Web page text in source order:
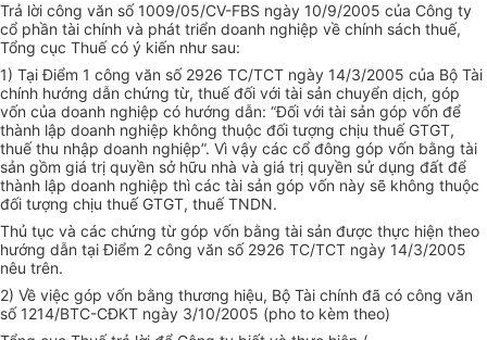
Trả lời công văn số 1009/05/CV-FBS ngày 10/9/2005 của Công ty
cổ phần tài chính và phát triển doanh nghiệp về chính sách thuế,
Tổng cục Thuế có ý kiến như sau:
1) Tại Điểm 1 công văn số 2926 TC/TCT ngày 14/3/2005 của Bộ Tài
chính hướng dẫn chứng từ, thuế đối với tài sản chuyển dịch, góp
vốn của doanh nghiệp có hướng dẫn: “Đối với tài sản góp vốn để
thành lập doanh nghiệp không thuộc đối tượng chịu thuế GTGT,
thuế thu nhập doanh nghiệp”. Vì vậy các cổ đông góp vốn bằng tài
sản gồm giá trị quyền sở hữu nhà và giá trị quyền sử dụng đất để
thành lập doanh nghiệp thì các tài sản góp vốn này sẽ không thuộc
đối tượng chịu thuế GTGT, thuế TNDN.
Thủ tục và các chứng từ góp vốn bằng tài sản được thực hiện theo
hướng dẫn tại Điểm 2 công văn số 2926 TC/TCT ngày 14/3/2005
nêu trên.
2) Về việc góp vốn bằng thương hiệu, Bộ Tài chính đã có công văn
số 1214/BTC-CĐKT ngày 3/10/2005 (pho to kèm theo)